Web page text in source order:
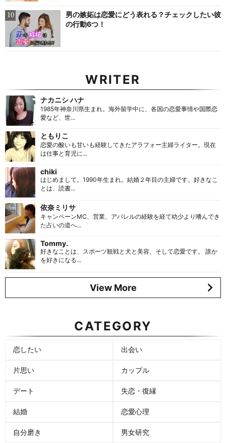
男の嫉妬は恋愛にどう表れる？チェックしたい彼
の行動6つ！
WRITER
ナカニシ ハナ
1985年神奈川県生まれ。海外留学中に、各国の恋愛事情や国際恋
愛など、世...
ともりこ
恋愛の酸いも甘いも経験してきたアラフォー主婦ライター。現在
は仕事と育児に...
chiki
はじめまして。1990年生まれ。結婚２年目の主婦です。好きなこ
とは、読書...
依奈ミリサ
キャンペーンMC、営業、アパレルの経験を経て幼少より嗜んでき
た占いの道へ...
Tommy.
好きなことは、スポーツ観戦と犬と美容、そして恋愛です。 誰か
を好きになる...
View More
CATEGORY
恋したい 出会い
片思い カップル
デート 失恋・復縁
結婚 恋愛心理
自分磨き 男女研究